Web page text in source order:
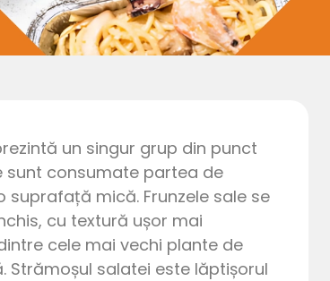
un singur grup din punct
sunt consumate partea de
mică. Frunzele sale se
cu textură ușor mai
cele mai vechi plante de
Strămoșul salatei este lăptișorul